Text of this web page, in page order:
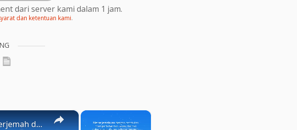
dari server kami dalam 1 jam.
dan ketentuan kami.
×
×
Doc Translator: Bagaimana cara menggunakan penerjemah dokumen?